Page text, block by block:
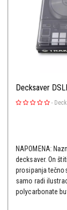
Decksaver
-
NAPOMENA:
decksaver. On
prosipanja
samo radi
polycarbonate